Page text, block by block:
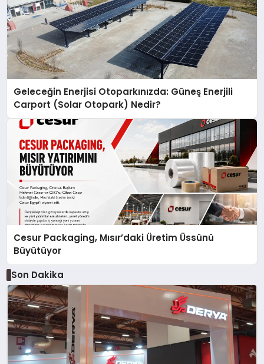
Geleceğin Enerjisi Otoparkınızda: Güneş Enerjili
Carport (Solar Otopark) Nedir?
Cesur Packaging, Mısır’daki Üretim Üssünü
Büyütüyor
Son Dakika